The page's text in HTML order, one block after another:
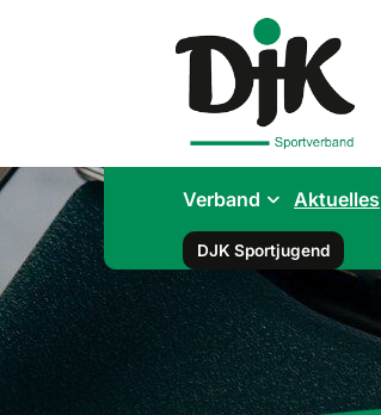
Verband Aktuelles
DJK Sportjugend